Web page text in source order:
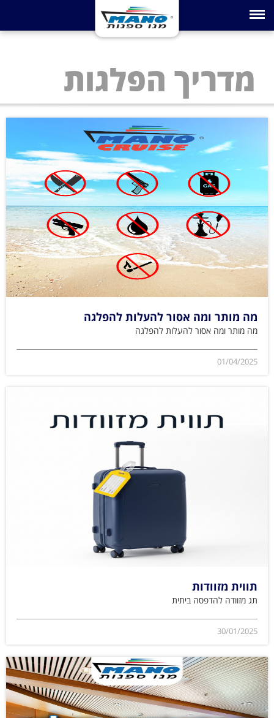
Toggle navigation
מדריך הפלגות
מה מותר ומה אסור להעלות להפלגה
מה מותר ומה אסור להעלות להפלגה
01/04/2025
תווית מזוודות
תג מזוודה להדפסה ביתית
30/01/2025